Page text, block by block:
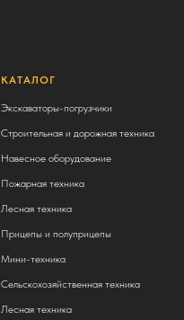
КАТАЛОГ
Экскаваторы-погрузчики
Строительная и дорожная техника
Навесное оборудование
Пожарная техника
Лесная техника
Прицепы и полуприцепы
Мини-техника
Сельскохозяйственная техника
Лесная техника